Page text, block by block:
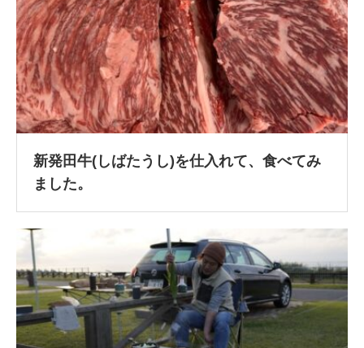
新発田牛(しばたうし)を仕入れて、食べてみ
ました。